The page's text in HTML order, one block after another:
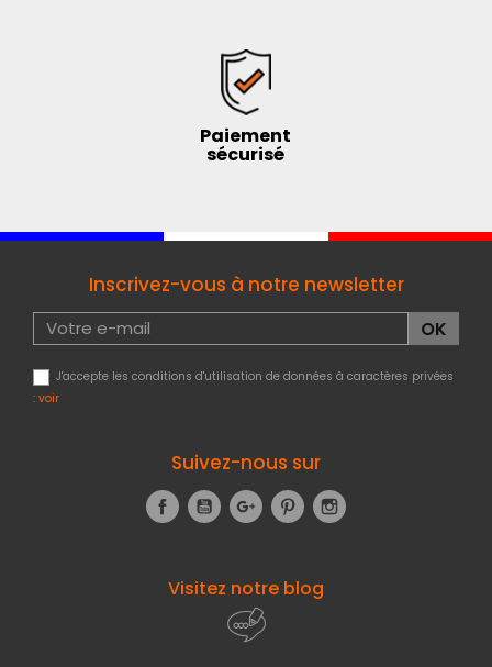
Paiement
sécurisé
Inscrivez-vous à notre newsletter
J'accepte les conditions d'utilisation de données à caractères privées
: voir
Suivez-nous sur
FacebookYouTubeGoogle+Pinterest
Visitez notre blog